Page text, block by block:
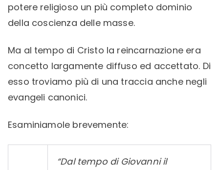
potere religioso un più completo dominio
della coscienza delle masse.
Ma al tempo di Cristo la reincarnazione era
concetto largamente diffuso ed accettato. Di
esso troviamo più di una traccia anche negli
evangeli canonici.
Esaminiamole brevemente:
“Dal tempo di Giovanni il